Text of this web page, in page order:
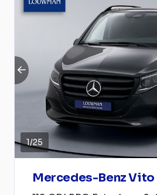
1/25
Mercedes-Benz Vito